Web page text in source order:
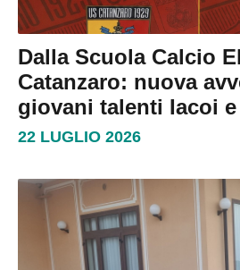
Dalla Scuola Calcio
Catanzaro: nuova
giovani talenti Iacoi
22 LUGLIO 2026